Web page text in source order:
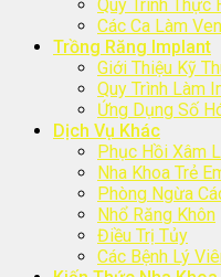
Quy Trình Thực
Các Ca Làm
Trồng Răng Implant
Giới Thiệu Kỹ
Quy Trình Làm
Ứng Dụng Số
Dịch Vụ Khác
Phục Hồi Xâm
Nha Khoa Trẻ
Phòng Ngừa
Nhổ Răng Khôn
Điều Trị Tủy
Các Bệnh Lý